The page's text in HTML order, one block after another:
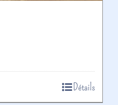
Détails